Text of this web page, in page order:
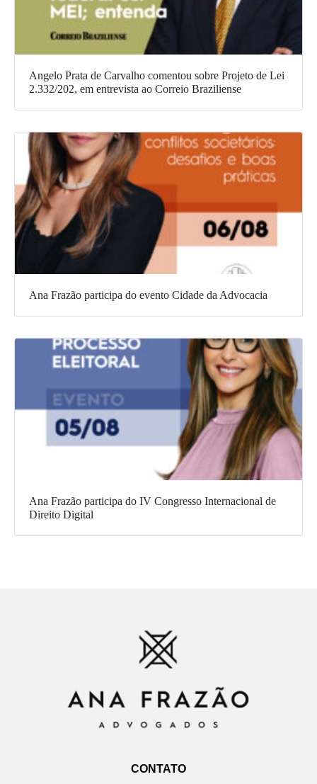
Angelo Prata de Carvalho comentou sobre Projeto de Lei
2.332/202, em entrevista ao Correio Braziliense
Ana Frazão participa do evento Cidade da Advocacia
Ana Frazão participa do IV Congresso Internacional de
Direito Digital
CONTATO